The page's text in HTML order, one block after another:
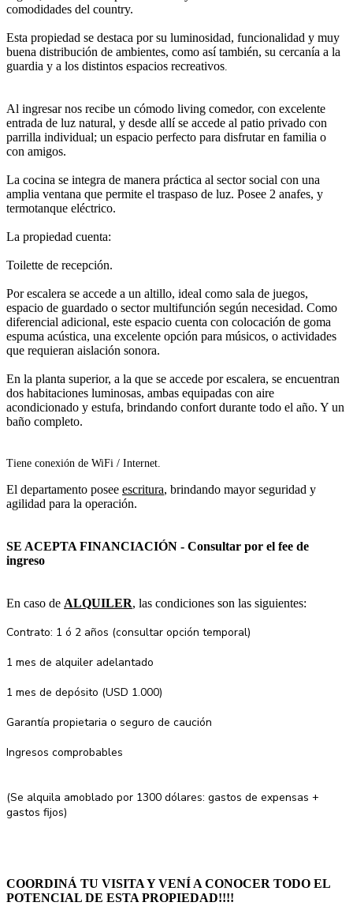
comodidades del country.
Esta propiedad se destaca por su luminosidad, funcionalidad y muy
buena distribución de ambientes, como así también, su cercanía a la
guardia y a los distintos espacios recreativos.
Al ingresar nos recibe un cómodo living comedor, con excelente
entrada de luz natural, y desde allí se accede al patio privado con
parrilla individual; un espacio perfecto para disfrutar en familia o
con amigos.
La cocina se integra de manera práctica al sector social con una
amplia ventana que permite el traspaso de luz. Posee 2 anafes, y
termotanque eléctrico.
La propiedad cuenta:
Toilette de recepción.
Por escalera se accede a un altillo, ideal como sala de juegos,
espacio de guardado o sector multifunción según necesidad. Como
diferencial adicional, este espacio cuenta con colocación de goma
espuma acústica, una excelente opción para músicos, o actividades
que requieran aislación sonora.
En la planta superior, a la que se accede por escalera, se encuentran
dos habitaciones luminosas, ambas equipadas con aire
acondicionado y estufa, brindando confort durante todo el año. Y un
baño completo.
Tiene conexión de WiFi / Internet.
El departamento posee escritura, brindando mayor seguridad y
agilidad para la operación.
SE ACEPTA FINANCIACIÓN - Consultar por el fee de
ingreso
En caso de ALQUILER, las condiciones son las siguientes:
Contrato: 1 ó 2 años (consultar opción temporal)
1 mes de alquiler adelantado
1 mes de depósito (USD 1.000)
Garantía propietaria o seguro de caución
Ingresos comprobables
(Se alquila amoblado por 1300 dólares: gastos de expensas +
gastos fijos)
COORDINÁ TU VISITA Y VENÍ A CONOCER TODO EL
POTENCIAL DE ESTA PROPIEDAD!!!!